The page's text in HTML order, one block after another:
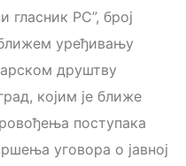
гласник РС”, број
уређивању
друштву
којим је ближе
поступака
уговора о јавној